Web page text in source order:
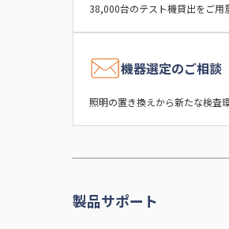
38,000台のテスト機貸出をご用
機器選定のご相談
照明の置き換えから新たな検査
製品サポート